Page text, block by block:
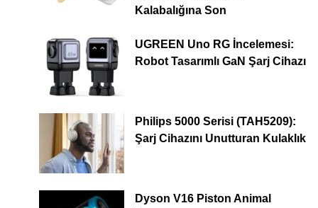
Kalabalığına Son
UGREEN Uno RG İncelemesi:
Robot Tasarımlı GaN Şarj Cihazı
Philips 5000 Serisi (TAH5209):
Şarj Cihazını Unutturan Kulaklık
Dyson V16 Piston Animal